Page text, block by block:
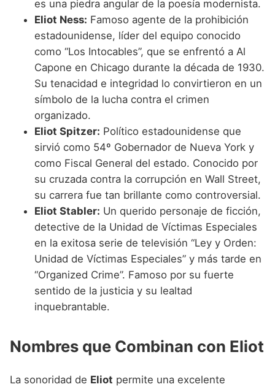
es una piedra angular de la poesía modernista.
Eliot Ness: Famoso agente de la prohibición
estadounidense, líder del equipo conocido
como “Los Intocables”, que se enfrentó a Al
Capone en Chicago durante la década de 1930.
Su tenacidad e integridad lo convirtieron en un
símbolo de la lucha contra el crimen
organizado.
Eliot Spitzer: Político estadounidense que
sirvió como 54º Gobernador de Nueva York y
como Fiscal General del estado. Conocido por
su cruzada contra la corrupción en Wall Street,
su carrera fue tan brillante como controversial.
Eliot Stabler: Un querido personaje de ficción,
detective de la Unidad de Víctimas Especiales
en la exitosa serie de televisión “Ley y Orden:
Unidad de Víctimas Especiales” y más tarde en
“Organized Crime”. Famoso por su fuerte
sentido de la justicia y su lealtad
inquebrantable.
Nombres que Combinan con Eliot
La sonoridad de Eliot permite una excelente